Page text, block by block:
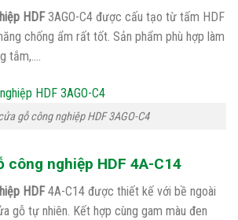
HDF3AGO-C4 được cấu tạo từ tấm HDF
chống ẩm rất tốt. Sản phẩm phù hợp làm
tắm,….
gỗ công nghiệp HDF 3AGO-C4
công nghiệp HDF 4A-C14
HDF4A-C14 được thiết kế với bề ngoài
gỗ tự nhiên. Kết hợp cùng gam màu đen